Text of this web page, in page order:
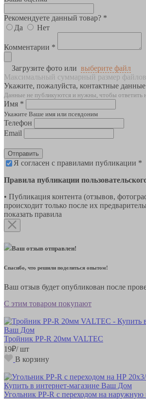
Рекомендуете данный товар? *
Да
Нет
Комментарии *
Загрузите фото или выберите файл
Максимальный суммарный размер
Укажите, пожалуйста, контактные данные
Данные не публикуются и нужны, чтобы ответить
Имя *
Укажите Ваше имя или псевдоним
Телефон
Email
Отправить
Я согласен с правилами публикации *
Правила публикации
• Публикация контента (отзывов,
происходит только после их
показать правила
Ваш отзыв отправлен!
Спасибо, что решили поделиться опытом!
Ваш отзыв будет опубликован после
С этим товаром покупают
Тройник РР-R 20мм VALTEC
19₽/ шт
В корзину
Угольник РР-R с переходом на наружную